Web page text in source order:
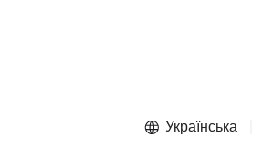
Українська